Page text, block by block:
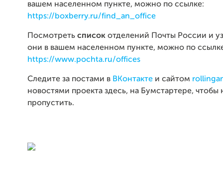
вашем населенном пункте, можно по ссылке:
https://boxberry.ru/find_an_office
Посмотреть список отделений Почты России и
они в вашем населенном пункте, можно по
https://www.pochta.ru/offices
Следите за постами в ВКонтакте и сайтом
новостями проекта здесь, на Бумстартере, чтобы
пропустить.